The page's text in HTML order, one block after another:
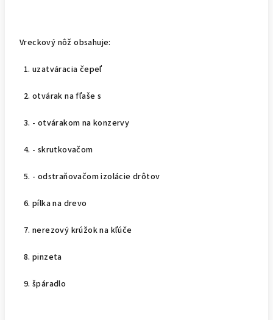
Vreckový nôž obsahuje:
1. uzatváracia čepeľ
2. otvárak na fľaše s
3. - otvárakom na konzervy
4. - skrutkovačom
5. - odstraňovačom izolácie drôtov
6. pílka na drevo
7. nerezový krúžok na kľúče
8. pinzeta
9. špáradlo